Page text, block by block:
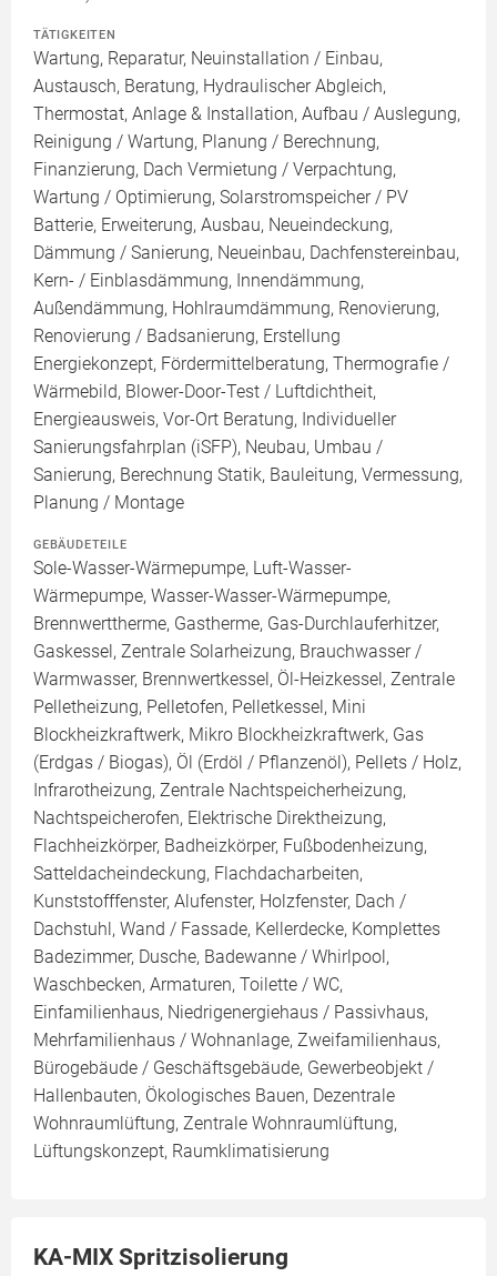
TÄTIGKEITEN
Wartung, Reparatur, Neuinstallation / Einbau,
Austausch, Beratung, Hydraulischer Abgleich,
Thermostat, Anlage & Installation, Aufbau / Auslegung,
Reinigung / Wartung, Planung / Berechnung,
Finanzierung, Dach Vermietung / Verpachtung,
Wartung / Optimierung, Solarstromspeicher / PV
Batterie, Erweiterung, Ausbau, Neueindeckung,
Dämmung / Sanierung, Neueinbau, Dachfenstereinbau,
Kern- / Einblasdämmung, Innendämmung,
Außendämmung, Hohlraumdämmung, Renovierung,
Renovierung / Badsanierung, Erstellung
Energiekonzept, Fördermittelberatung, Thermografie /
Wärmebild, Blower-Door-Test / Luftdichtheit,
Energieausweis, Vor-Ort Beratung, Individueller
Sanierungsfahrplan (iSFP), Neubau, Umbau /
Sanierung, Berechnung Statik, Bauleitung, Vermessung,
Planung / Montage
GEBÄUDETEILE
Sole-Wasser-Wärmepumpe, Luft-Wasser-
Wärmepumpe, Wasser-Wasser-Wärmepumpe,
Brennwerttherme, Gastherme, Gas-Durchlauferhitzer,
Gaskessel, Zentrale Solarheizung, Brauchwasser /
Warmwasser, Brennwertkessel, Öl-Heizkessel, Zentrale
Pelletheizung, Pelletofen, Pelletkessel, Mini
Blockheizkraftwerk, Mikro Blockheizkraftwerk, Gas
(Erdgas / Biogas), Öl (Erdöl / Pflanzenöl), Pellets / Holz,
Infrarotheizung, Zentrale Nachtspeicherheizung,
Nachtspeicherofen, Elektrische Direktheizung,
Flachheizkörper, Badheizkörper, Fußbodenheizung,
Satteldacheindeckung, Flachdacharbeiten,
Kunststofffenster, Alufenster, Holzfenster, Dach /
Dachstuhl, Wand / Fassade, Kellerdecke, Komplettes
Badezimmer, Dusche, Badewanne / Whirlpool,
Waschbecken, Armaturen, Toilette / WC,
Einfamilienhaus, Niedrigenergiehaus / Passivhaus,
Mehrfamilienhaus / Wohnanlage, Zweifamilienhaus,
Bürogebäude / Geschäftsgebäude, Gewerbeobjekt /
Hallenbauten, Ökologisches Bauen, Dezentrale
Wohnraumlüftung, Zentrale Wohnraumlüftung,
Lüftungskonzept, Raumklimatisierung
KA-MIX Spritzisolierung